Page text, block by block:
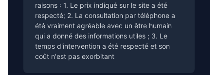
raisons : 1. Le prix indiqué sur le site a été
respecté; 2. La consultation par téléphone a
été vraiment agréable avec un être humain
qui a donné des informations utiles ; 3. Le
temps d'intervention a été respecté et son
coût n'est pas exorbitant